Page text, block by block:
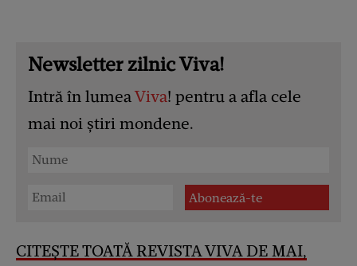
Newsletter zilnic Viva!
Intră în lumeaViva! pentru a afla cele
mai noi știri mondene.
CITEȘTE TOATĂ REVISTA VIVA DE MAI,